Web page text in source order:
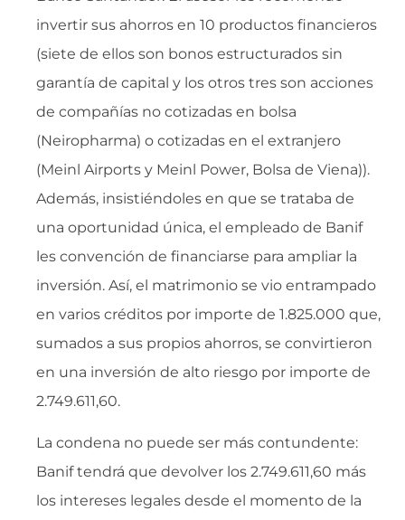
invertir sus ahorros en 10 productos financieros
(siete de ellos son bonos estructurados sin
garantía de capital y los otros tres son acciones
de compañías no cotizadas en bolsa
(Neiropharma) o cotizadas en el extranjero
(Meinl Airports y Meinl Power, Bolsa de Viena)).
Además, insistiéndoles en que se trataba de
una oportunidad única, el empleado de Banif
les convención de financiarse para ampliar la
inversión. Así, el matrimonio se vio entrampado
en varios créditos por importe de 1.825.000 que,
sumados a sus propios ahorros, se convirtieron
en una inversión de alto riesgo por importe de
2.749.611,60.
La condena no puede ser más contundente:
Banif tendrá que devolver los 2.749.611,60 más
los intereses legales desde el momento de la